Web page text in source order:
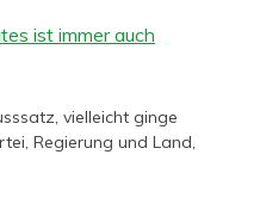
ist immer auch
vielleicht ginge
Regierung und Land,